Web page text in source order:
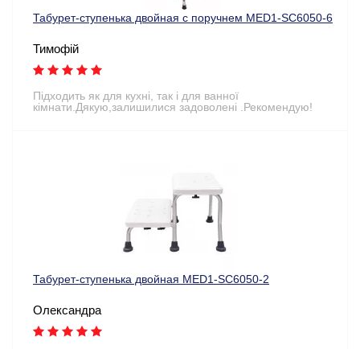
Табурет-ступенька двойная с поручнем MED1-SC6050-6
Тимофій
Підходить як для кухні, так і для ванної
кімнати.Дякую,залишилися задоволені .Рекомендую!
Табурет-ступенька двойная MED1-SC6050-2
Олександра